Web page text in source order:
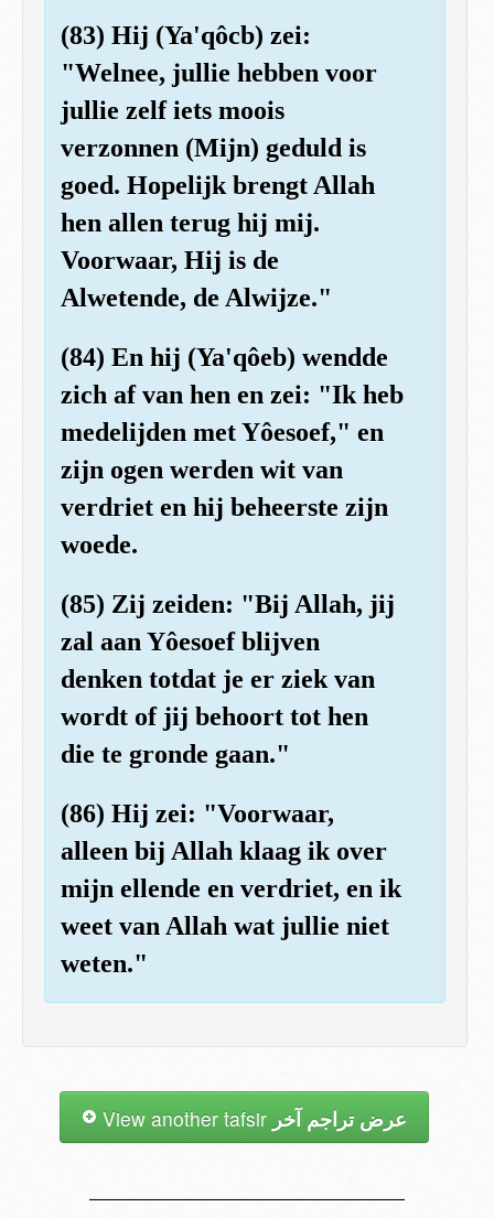
(83) Hij (Ya'qôcb) zei:
"Welnee, jullie hebben voor
jullie zelf iets moois
verzonnen (Mijn) geduld is
goed. Hopelijk brengt Allah
hen allen terug hij mij.
Voorwaar, Hij is de
Alwetende, de Alwijze."
(84) En hij (Ya'qôeb) wendde
zich af van hen en zei: "Ik heb
medelijden met Yôesoef," en
zijn ogen werden wit van
verdriet en hij beheerste zijn
woede.
(85) Zij zeiden: "Bij Allah, jij
zal aan Yôesoef blijven
denken totdat je er ziek van
wordt of jij behoort tot hen
die te gronde gaan."
(86) Hij zei: "Voorwaar,
alleen bij Allah klaag ik over
mijn ellende en verdriet, en ik
weet van Allah wat jullie niet
weten."
عرض تراجم آخر